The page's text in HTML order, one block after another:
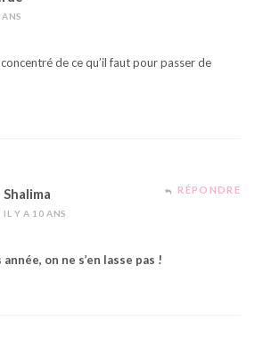
de ce qu’il faut pour passer de
Shalima
IL Y A 10 ANS
RÉPONDRE
on ne s’en lasse pas !